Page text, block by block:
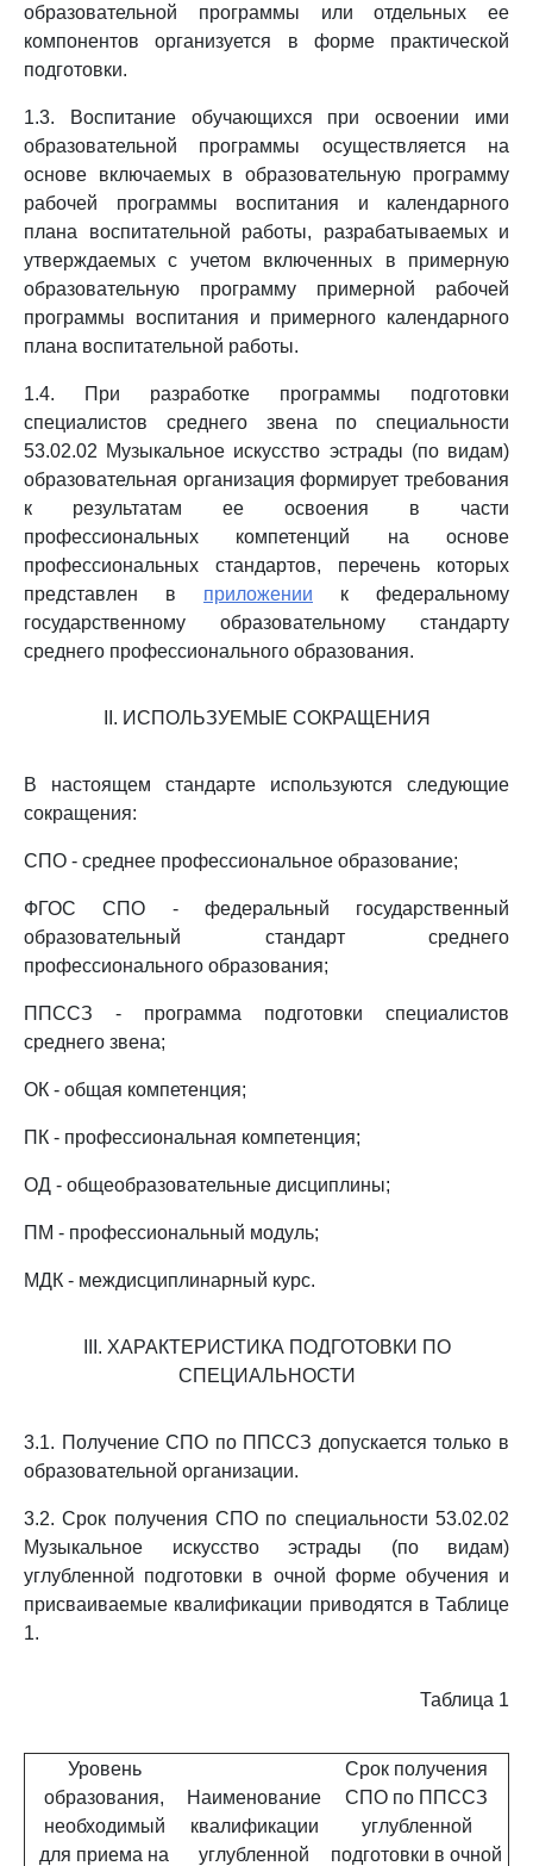
образовательной программы или отдельных ее
компонентов организуется в форме практической
подготовки.
1.3. Воспитание обучающихся при освоении ими
образовательной программы осуществляется на
основе включаемых в образовательную программу
рабочей программы воспитания и календарного
плана воспитательной работы, разрабатываемых и
утверждаемых с учетом включенных в примерную
образовательную программу примерной рабочей
программы воспитания и примерного календарного
плана воспитательной работы.
1.4. При разработке программы подготовки
специалистов среднего звена по специальности
53.02.02 Музыкальное искусство эстрады (по видам)
образовательная организация формирует требования
к результатам ее освоения в части
профессиональных компетенций на основе
профессиональных стандартов, перечень которых
представлен в приложении к федеральному
государственному образовательному стандарту
среднего профессионального образования.
II. ИСПОЛЬЗУЕМЫЕ СОКРАЩЕНИЯ
В настоящем стандарте используются следующие
сокращения:
СПО - среднее профессиональное образование;
ФГОС СПО - федеральный государственный
образовательный стандарт среднего
профессионального образования;
ППССЗ - программа подготовки специалистов
среднего звена;
ОК - общая компетенция;
ПК - профессиональная компетенция;
ОД - общеобразовательные дисциплины;
ПМ - профессиональный модуль;
МДК - междисциплинарный курс.
III. ХАРАКТЕРИСТИКА ПОДГОТОВКИ ПО
СПЕЦИАЛЬНОСТИ
3.1. Получение СПО по ППССЗ допускается только в
образовательной организации.
3.2. Срок получения СПО по специальности 53.02.02
Музыкальное искусство эстрады (по видам)
углубленной подготовки в очной форме обучения и
присваиваемые квалификации приводятся в Таблице
1.
Таблица 1
Уровень
образования,
необходимый
для приема на
Наименование
квалификации
углубленной
Срок получения
СПО по ППССЗ
углубленной
подготовки в очной